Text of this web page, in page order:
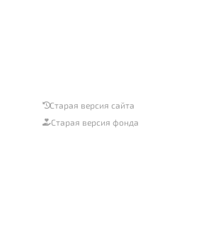
Старая версия сайта
Старая версия фонда